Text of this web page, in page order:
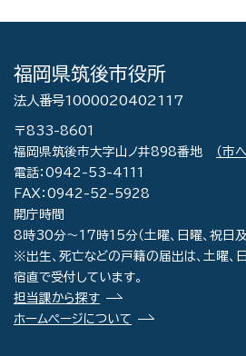
福岡県筑後市役所
法人番号1000020402117
〒833-8601
福岡県筑後市大字山ノ井898番地
（市
電話：0942-53-4111
FAX：0942-52-5928
開庁時間
8時30分～17時15分（土曜、日曜、祝日
※出生、死亡などの戸籍の届出は、土曜、
宿直で受付しています。
担当課から探す
ホームページについて